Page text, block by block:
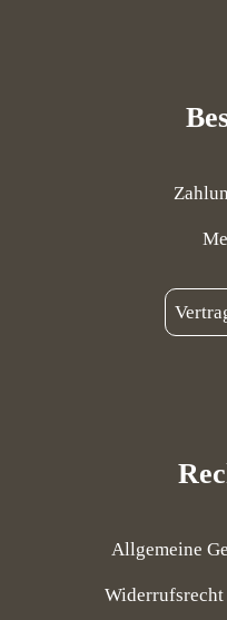
Allgemeine